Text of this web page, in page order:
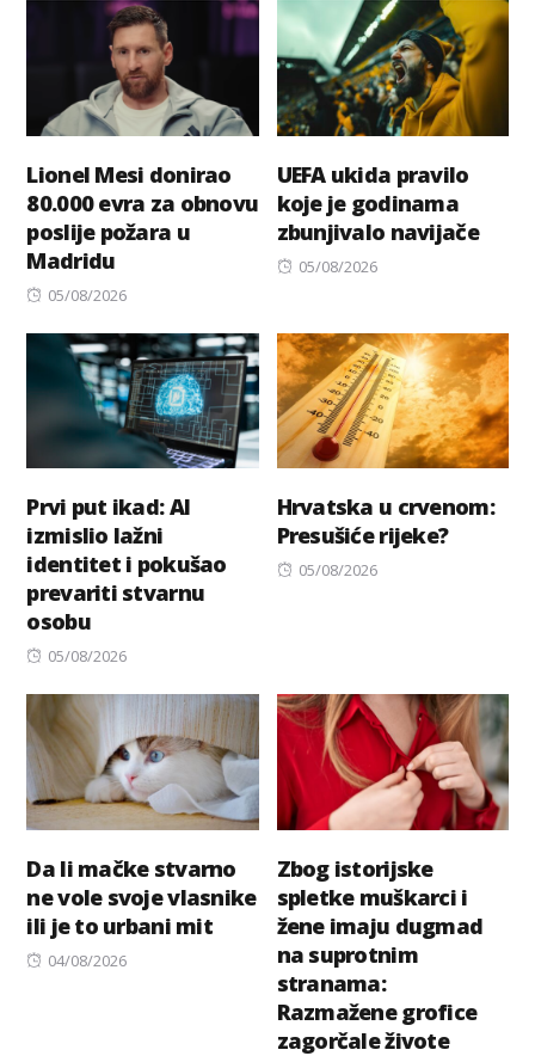
Lionel Mesi donirao
80.000 evra za obnovu
poslije požara u
Madridu
Posted
05/08/2026
UEFA ukida pravilo
koje je godinama
zbunjivalo navijače
Posted
05/08/2026
Prvi put ikad: AI
izmislio lažni
identitet i pokušao
prevariti stvarnu
osobu
Posted
05/08/2026
Hrvatska u crvenom:
Presušiće rijeke?
Posted
05/08/2026
Da li mačke stvarno
ne vole svoje vlasnike
ili je to urbani mit
Posted
04/08/2026
Zbog istorijske
spletke muškarci i
žene imaju dugmad
na suprotnim
stranama:
Razmažene grofice
zagorčale živote